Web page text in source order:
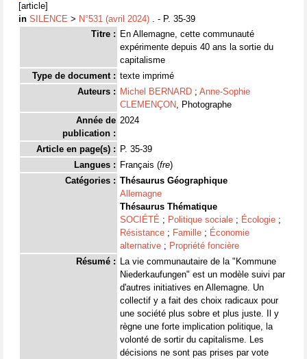
[article]
in SILENCE > N°531 (avril 2024) . - P. 35-39
Titre : En Allemagne, cette communauté
expérimente depuis 40 ans la sortie du
capitalisme
Type de document : texte imprimé
Auteurs : Michel BERNARD ; Anne-Sophie
CLEMENÇON, Photographe
Année de
publication :
2024
Article en page(s) : P. 35-39
Langues : Français (fre)
Catégories : Thésaurus Géographique
Allemagne
Thésaurus Thématique
SOCIÉTÉ ; Politique sociale ; Écologie ;
Résistance ; Famille ; Économie
alternative ; Propriété foncière
Résumé : La vie communautaire de la "Kommune
Niederkaufungen" est un modèle suivi par
d'autres initiatives en Allemagne. Un
collectif y a fait des choix radicaux pour
une société plus sobre et plus juste. Il y
règne une forte implication politique, la
volonté de sortir du capitalisme. Les
décisions ne sont pas prises par vote